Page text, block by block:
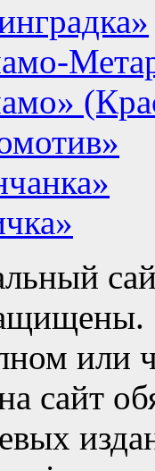
или
сайт